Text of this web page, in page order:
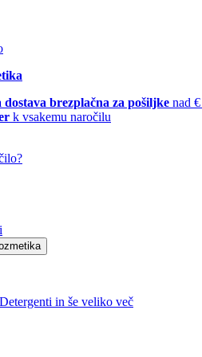
brezplačna za pošiljke nad
k vsakemu naročilu
in še veliko več